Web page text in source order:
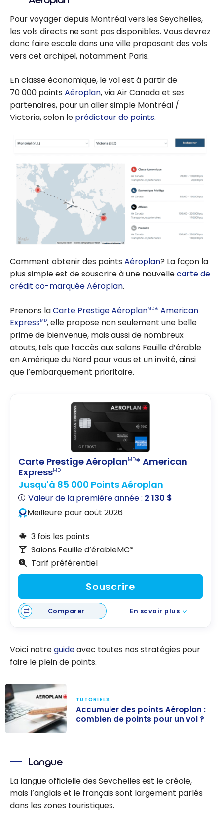
Pour voyager depuis Montréal vers les Seychelles,
les vols directs ne sont pas disponibles. Vous devrez
donc faire escale dans une ville proposant des vols
vers cet archipel, notamment Paris.
En classe économique, le vol est à partir de
70 000 points Aéroplan, via Air Canada et ses
partenaires, pour un aller simple Montréal /
Victoria, selon le prédicteur de points.
Comment obtenir des points Aéroplan? La façon la
plus simple est de souscrire à une nouvellecarte de
crédit co-marquée Aéroplan.
Prenons laCarte Prestige AéroplanMD* American
ExpressMD, elle propose non seulement une belle
prime de bienvenue, mais aussi de nombreux
atouts, tels que l’accès aux salons Feuille d’érable
en Amérique du Nord pour vous et un invité, ainsi
que l’embarquement prioritaire.
Carte Prestige AéroplanMD* American
ExpressMD
Jusqu'à 85 000 Points Aéroplan
Valeur de la première année : 2 130 $
Meilleure pour août 2026
3 fois les points
Salons Feuille d’érableMC*
Tarif préférentiel
Souscrire
Comparer En savoir plus
Voici notreguideavec toutes nos stratégies pour
faire le plein de points.
Aéroplan :
combien de
points pour un
vol ?
TUTORIELS
Accumuler des points Aéroplan :
combien de points pour un vol ?
Langue
La langue officielle des Seychelles est le créole,
mais l’anglais et le français sont largement parlés
dans les zones touristiques.